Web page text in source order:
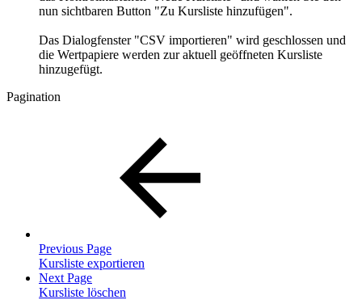
nun sichtbaren Button "Zu Kursliste hinzufügen".
Das Dialogfenster "CSV importieren" wird geschlossen und
die Wertpapiere werden zur aktuell geöffneten Kursliste
hinzugefügt.
Pagination
Previous Page
Kursliste exportieren
Next Page
Kursliste löschen